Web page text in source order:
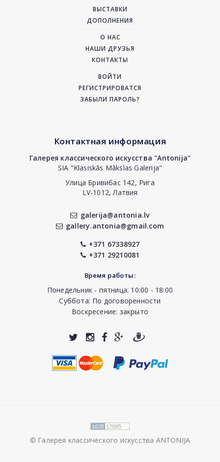
ВЫСТАВКИ
ДОПОЛНЕНИЯ
О НАС
НАШИ ДРУЗЬЯ
КОНТАКТЫ
ВОЙТИ
РЕГИСТРИРОВАТСЯ
ЗАБЫЛИ ПАРОЛЬ?
Контактная информация
Галерея классического искусства "Antonija"
SIA "Klasiskās Mākslas Galerija"
Улица Бривибас 142, Рига
LV-1012, Латвия
galerija@antonia.lv
gallery.antonia@gmail.com
+371 67338927
+371 29210081
Время работы:
Понедельник - пятница: 10:00 - 18:00
Суббота: По договоренности
Воскресение: закрыто
© Галерея классического искусства ANTONIJA